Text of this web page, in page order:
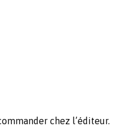
chez l’éditeur.